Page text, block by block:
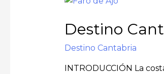
Destino
Destino Cantabria
INTRODUCCIÓN La